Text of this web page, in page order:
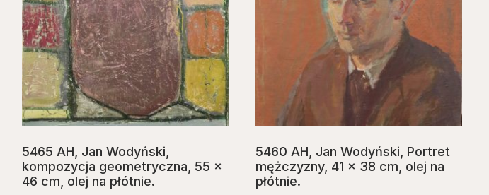
5465 AH, Jan Wodyński,
kompozycja geometryczna, 55 x
46 cm, olej na płótnie.
5460 AH, Jan Wodyński, Portret
mężczyzny, 41 x 38 cm, olej na
płótnie.